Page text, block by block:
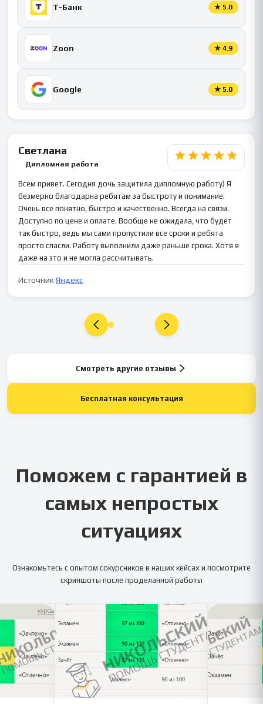
Т-Банк ★ 5.0
Zoon ★ 4.9
Google ★ 5.0
Светлана
Дипломная работа
Всем привет. Сегодня дочь защитила дипломную работу) Я
безмерно благодарна ребятам за быстроту и понимание.
Очень все понятно, быстро и качественно. Всегда на связи.
Доступно по цене и оплате. Вообще не ожидала, что будет
так быстро, ведь мы сами пропустили все сроки и ребята
просто спасли. Работу выполнили даже раньше срока. Хотя я
даже на это и не могла рассчитывать.
ИсточникЯндекс
Смотреть другие отзывы
Бесплатная консультация
Поможем с гарантией в
самых непростых
ситуациях
Ознакомьтесь с опытом сокурсников в наших кейсах и посмотрите
скриншоты после проделанной работы